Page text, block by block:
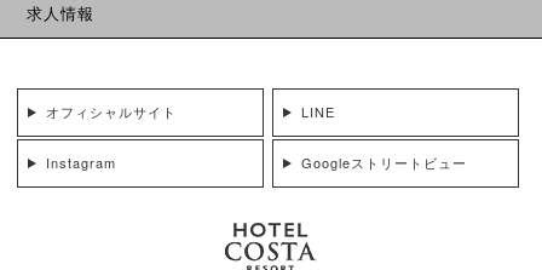
求人情報
オフィシャルサイト LINE
Instagram Googleストリートビュー